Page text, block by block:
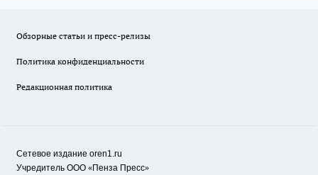
Обзорные статьи и пресс-релизы
Политика конфиденциальности
Редакционная политика
Сетевое издание oren1.ru
Учредитель ООО «Пенза Пресс»